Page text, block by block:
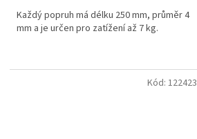
Každý popruh má délku 250 mm, průměr 4
mm a je určen pro zatížení až 7 kg.
Kód: 122423